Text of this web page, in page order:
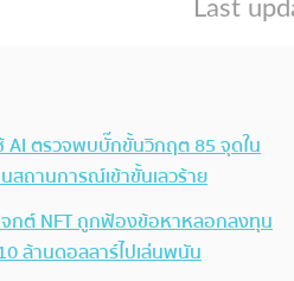
ตรวจพบบั๊กขั้นวิกฤต 85 จุดใน
สถานการณ์เข้าขั้นเลวร้าย
กต์ NFT ถูกฟ้องข้อหาหลอกลงทุน
ล้านดอลลาร์ไปเล่นพนัน